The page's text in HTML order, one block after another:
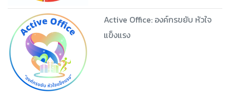
Active Office: องค์กรขยับ หัวใจ
แข็งแรง